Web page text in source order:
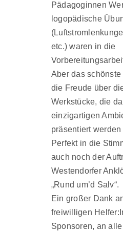
Pädagoginnen
logopädische
etc.) waren in die
Aber das
die Freude über
Werkstücke, die
einzigartigen
präsentiert werden
Perfekt in die
auch noch der
Westendorfer
„Rund um’d Salv“.
Ein großer Dank
freiwilligen
Sponsoren, an